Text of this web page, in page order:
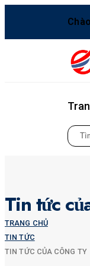
Tin tức
TRANG CHỦ
TIN TỨC
TIN TỨC CỦA CÔNG TY